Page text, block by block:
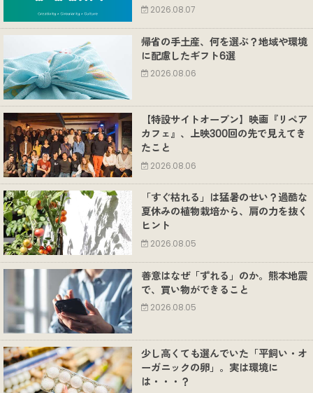
2026.08.07
帰省の手土産、何を選ぶ？地域や環境
に配慮したギフト6選
2026.08.06
【特設サイトオープン】映画『リペア
カフェ』、上映300回の先で見えてき
たこと
2026.08.06
「すぐ枯れる」は猛暑のせい？過酷な
夏休みの植物栽培から、肩の力を抜く
ヒント
2026.08.05
善意はなぜ「ずれる」のか。熊本地震
で、買い物ができること
2026.08.05
少し高くても選んでいた「平飼い・オ
ーガニックの卵」。実は環境に
は・・・？